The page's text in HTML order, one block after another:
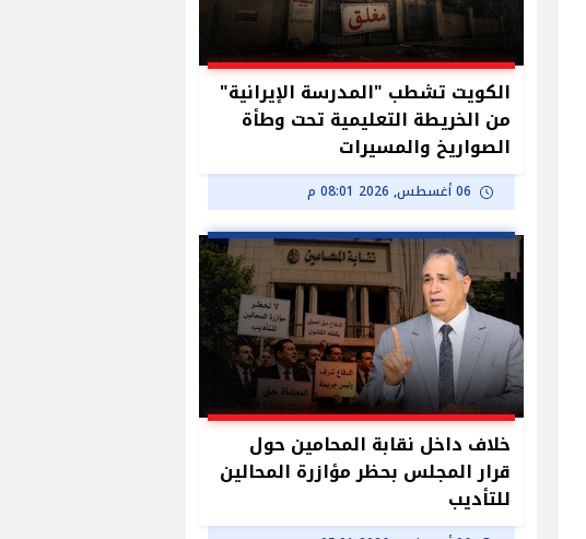
الكويت تشطب "المدرسة الإيرانية"
من الخريطة التعليمية تحت وطأة
الصواريخ والمسيرات
06 أغسطس, 2026 08:01 م
خلاف داخل نقابة المحامين حول
قرار المجلس بحظر مؤازرة المحالين
للتأديب